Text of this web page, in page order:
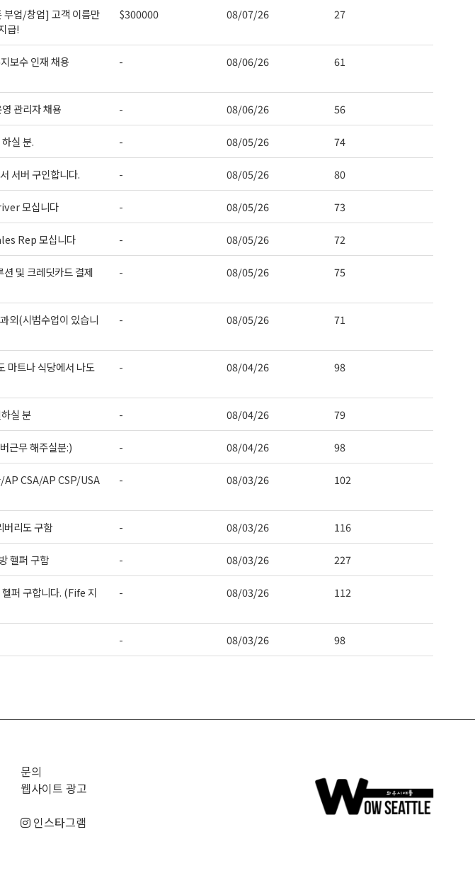
업/창업] 고객 이름만
급!
$300000 08/07/26 27
보수 인재 채용 - 08/06/26 61
관리자 채용 - 08/06/26 56
실 분. - 08/05/26 74
서버 구인합니다. - 08/05/26 80
모십니다 - 08/05/26 73
Rep 모십니다 - 08/05/26 72
및 크레딧카드 결제
- 08/05/26 75
외(시범수업이 있습니
- 08/05/26 71
마트나 식당에서 나도
- 08/04/26 98
실 분 - 08/04/26 79
근무 해주실분:) - 08/04/26 98
CSA/AP CSP/USA
- 08/03/26 102
버리도 구함 - 08/03/26 116
헬퍼 구함 - 08/03/26 227
퍼 구합니다. (Fife 지
- 08/03/26 112
- 08/03/26 98
문의
웹사이트 광고
인스타그램